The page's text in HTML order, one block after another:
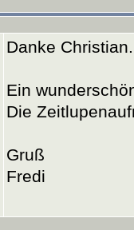
Danke Christian.
Ein
Die
Gruß
Fredi